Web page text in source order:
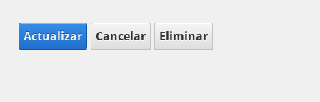
Actualizar Cancelar Eliminar